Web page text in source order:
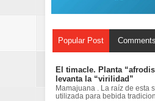
Popular Post Comments
El timacle. Planta
levanta la “virilidad”
Mamajuana . La raíz de esta
utilizada para bebida